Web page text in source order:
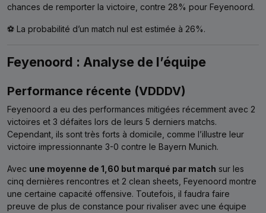
chances de remporter la victoire, contre 28% pour Feyenoord.
⚽ La probabilité d’un match nul est estimée à 26%.
Feyenoord : Analyse de l’équipe
Performance récente (VDDDV)
Feyenoord a eu des performances mitigées récemment avec 2
victoires et 3 défaites lors de leurs 5 derniers matchs.
Cependant, ils sont très forts à domicile, comme l’illustre leur
victoire impressionnante 3-0 contre le Bayern Munich.
Avec une moyenne de 1,60 but marqué par match sur les
cinq dernières rencontres et 2 clean sheets, Feyenoord montre
une certaine capacité offensive. Toutefois, il faudra faire
preuve de plus de constance pour rivaliser avec une équipe